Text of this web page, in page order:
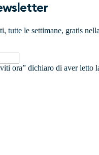
tutte le settimane, gratis
ora” dichiaro di aver letto